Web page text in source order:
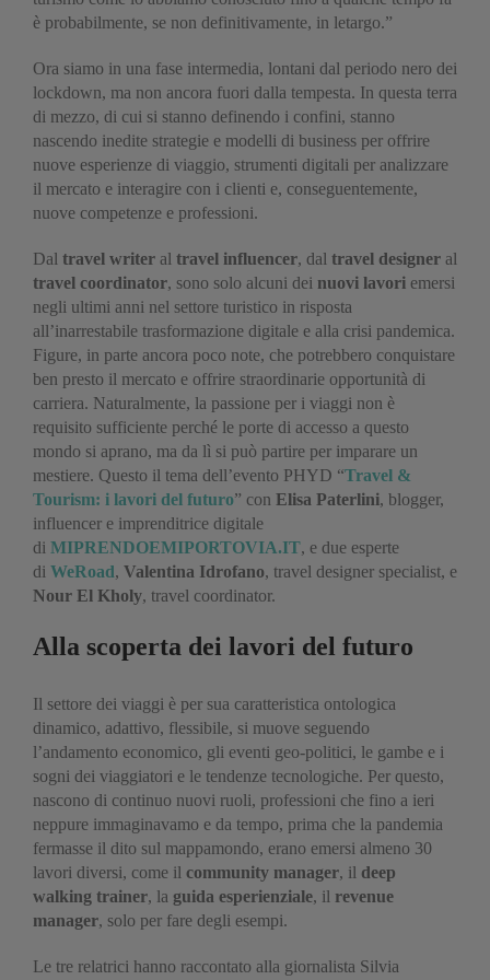
è probabilmente, se non definitivamente, in letargo.”
Ora siamo in una fase intermedia, lontani dal periodo nero dei
lockdown, ma non ancora fuori dalla tempesta. In questa terra
di mezzo, di cui si stanno definendo i confini, stanno
nascendo inedite strategie e modelli di business per offrire
nuove esperienze di viaggio, strumenti digitali per analizzare
il mercato e interagire con i clienti e, conseguentemente,
nuove competenze e professioni.
Dal travel writer al travel influencer, dal travel designer al
travel coordinator, sono solo alcuni dei nuovi lavori emersi
negli ultimi anni nel settore turistico in risposta
all’inarrestabile trasformazione digitale e alla crisi pandemica.
Figure, in parte ancora poco note, che potrebbero conquistare
ben presto il mercato e offrire straordinarie opportunità di
carriera. Naturalmente, la passione per i viaggi non è
requisito sufficiente perché le porte di accesso a questo
mondo si aprano, ma da lì si può partire per imparare un
mestiere. Questo il tema dell’evento PHYD “Travel &
Tourism: i lavori del futuro” con Elisa Paterlini, blogger,
influencer e imprenditrice digitale
di MIPRENDOEMIPORTOVIA.IT, e due esperte
di WeRoad, Valentina Idrofano, travel designer specialist, e
Nour El Kholy, travel coordinator.
Alla scoperta dei lavori del futuro
Il settore dei viaggi è per sua caratteristica ontologica
dinamico, adattivo, flessibile, si muove seguendo
l’andamento economico, gli eventi geo-politici, le gambe e i
sogni dei viaggiatori e le tendenze tecnologiche. Per questo,
nascono di continuo nuovi ruoli, professioni che fino a ieri
neppure immaginavamo e da tempo, prima che la pandemia
fermasse il dito sul mappamondo, erano emersi almeno 30
lavori diversi, come il community manager, il deep
walking trainer, la guida esperienziale, il revenue
manager, solo per fare degli esempi.
Le tre relatrici hanno raccontato alla giornalista Silvia